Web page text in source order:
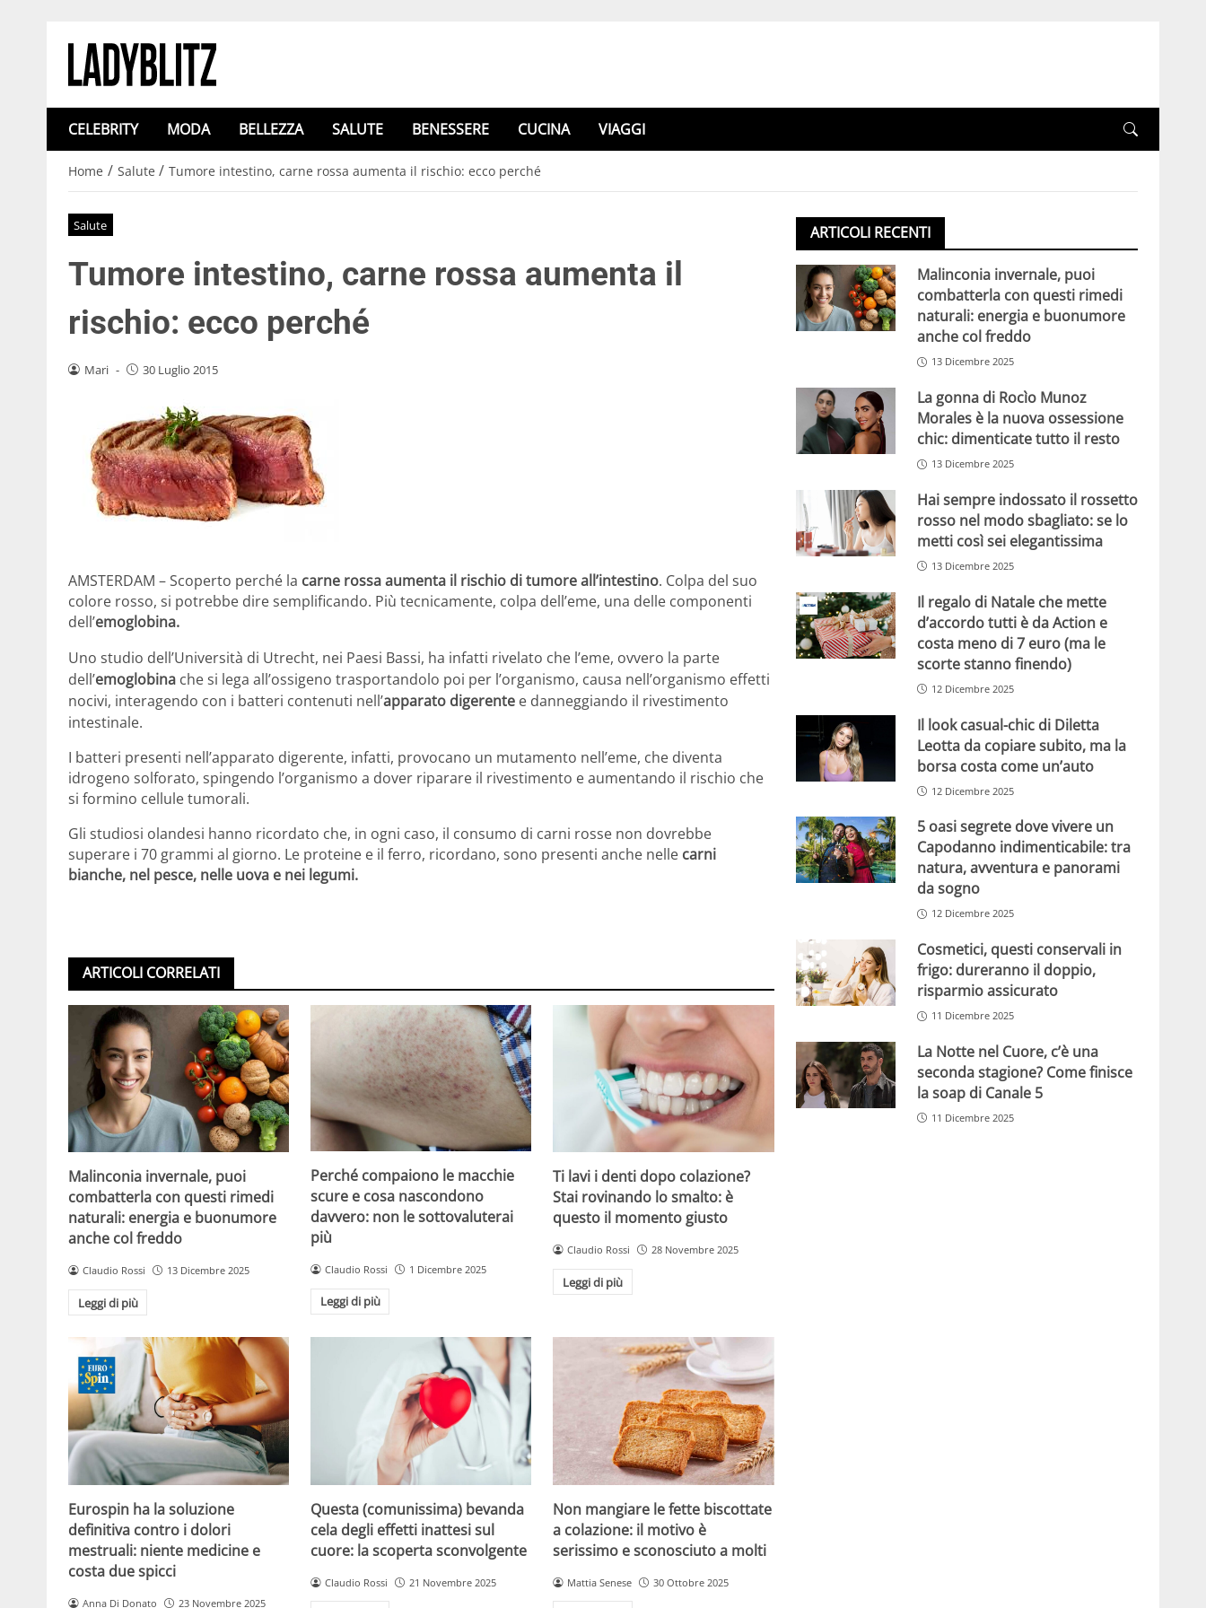
CELEBRITY MODA BELLEZZA SALUTE BENESSERE CUCINA VIAGGI
Home / Salute / Tumore intestino, carne rossa aumenta il rischio: ecco perché
Salute
Tumore intestino, carne rossa aumenta il
rischio: ecco perché
Mari - 30 Luglio 2015
AMSTERDAM – Scoperto perché la carne rossa aumenta il rischio di tumore all’intestino. Colpa del suo
colore rosso, si potrebbe dire semplificando. Più tecnicamente, colpa dell’eme, una delle componenti
dell’emoglobina.
Uno studio dell’Università di Utrecht, nei Paesi Bassi, ha infatti rivelato che l’eme, ovvero la parte
dell’emoglobina che si lega all’ossigeno trasportandolo poi per l’organismo, causa nell’organismo effetti
nocivi, interagendo con i batteri contenuti nell’apparato digerente e danneggiando il rivestimento
intestinale.
I batteri presenti nell’apparato digerente, infatti, provocano un mutamento nell’eme, che diventa
idrogeno solforato, spingendo l’organismo a dover riparare il rivestimento e aumentando il rischio che
si formino cellule tumorali.
Gli studiosi olandesi hanno ricordato che, in ogni caso, il consumo di carni rosse non dovrebbe
superare i 70 grammi al giorno. Le proteine e il ferro, ricordano, sono presenti anche nelle carni
bianche, nel pesce, nelle uova e nei legumi.
ARTICOLI CORRELATI
Malinconia invernale, puoi
combatterla con questi rimedi
naturali: energia e buonumore
anche col freddo
Claudio Rossi 13 Dicembre 2025
Leggi di più
Perché compaiono le macchie
scure e cosa nascondono
davvero: non le sottovaluterai
più
Claudio Rossi 1 Dicembre 2025
Leggi di più
Ti lavi i denti dopo colazione?
Stai rovinando lo smalto: è
questo il momento giusto
Claudio Rossi 28 Novembre 2025
Leggi di più
Eurospin ha la soluzione
definitiva contro i dolori
mestruali: niente medicine e
costa due spicci
Anna Di Donato 23 Novembre 2025
Questa (comunissima) bevanda
cela degli effetti inattesi sul
cuore: la scoperta sconvolgente
Claudio Rossi 21 Novembre 2025
Non mangiare le fette biscottate
a colazione: il motivo è
serissimo e sconosciuto a molti
Mattia Senese 30 Ottobre 2025
ARTICOLI RECENTI
Malinconia invernale, puoi
combatterla con questi rimedi
naturali: energia e buonumore
anche col freddo
13 Dicembre 2025
La gonna di Rocìo Munoz
Morales è la nuova ossessione
chic: dimenticate tutto il resto
13 Dicembre 2025
Hai sempre indossato il rossetto
rosso nel modo sbagliato: se lo
metti così sei elegantissima
13 Dicembre 2025
Il regalo di Natale che mette
d’accordo tutti è da Action e
costa meno di 7 euro (ma le
scorte stanno finendo)
12 Dicembre 2025
Il look casual-chic di Diletta
Leotta da copiare subito, ma la
borsa costa come un’auto
12 Dicembre 2025
5 oasi segrete dove vivere un
Capodanno indimenticabile: tra
natura, avventura e panorami
da sogno
12 Dicembre 2025
Cosmetici, questi conservali in
frigo: dureranno il doppio,
risparmio assicurato
11 Dicembre 2025
La Notte nel Cuore, c’è una
seconda stagione? Come finisce
la soap di Canale 5
11 Dicembre 2025